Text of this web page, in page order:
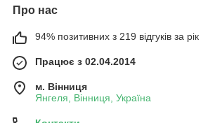
Про нас
94% позитивних з 219 відгуків за рік
Працює з 02.04.2014
м. Вінниця
Янгеля, Вінниця, Україна